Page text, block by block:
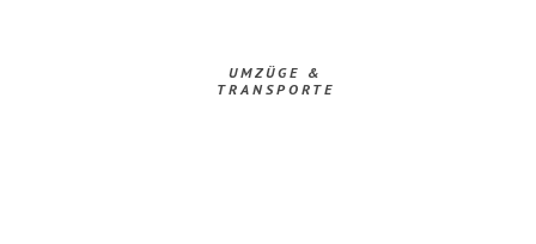
UMZÜGE &
TRANSPORTE